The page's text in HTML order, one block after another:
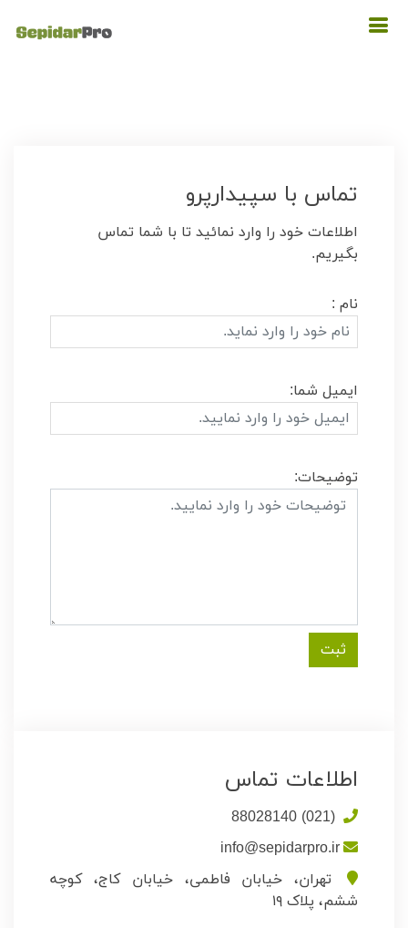
تماس با سپیدارپرو
اطلاعات خود را وارد نمائید تا با شما تماس
بگیریم.
نام :
ایمیل شما:
توضیحات:
اطلاعات تماس
(021) 88028140
info@sepidarpro.ir
تهران، خیابان فاطمی، خیابان کاج، کوچه
ششم، پلاک ١٩